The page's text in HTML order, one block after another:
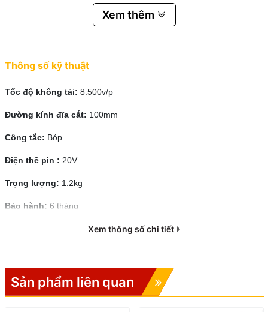
sạch mối hàn. Với thợ công trình, máy giúp xử lý nhanh các tình
huống phát sinh mà không cần tìm nguồn điện.
Xem thêm
Thông số kỹ thuật
Tốc độ không tải: 8.500v/p
Đường kính đĩa cắt: 100mm
Công tắc: Bóp
Điện thế pin : 20V
Trọng lượng: 1.2kg
Bảo hành: 6 tháng
Xem thông số chi tiết
Sản phẩm liên quan